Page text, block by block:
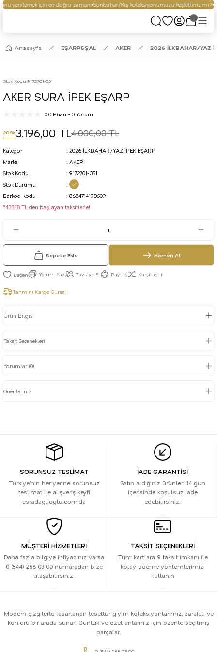
yenilemek için en doğru zaman. Sonbahar/Kış koleksiyonumuzu keşfettiniz mi?
Anasayfa EŞARP&ŞAL AKER 2026 İLKBAHAR/YAZ
Stok Kodu:9172701-351
AKER SURA İPEK EŞARP
0.0 Puan - 0 Yorum
20%3.196,00 TL4.000,00 TL
Kategori
2026 İLKBAHAR/YAZ İPEK EŞARP
Marka
AKER
Stok Kodu
9172701-351
Stok Durumu
Barkod Kodu
8684714198509
*433,18 TL den başlayan taksitlerle!
Sepete Ekle Hemen Al
Yorum Yaz Tavsiye Et Paylaş Karşılaştır
Tahmini Kargo Süresi :
Ürün Bilgisi
Taksit Seçenekleri
Yorumlar (0)
Önerileriniz
SORUNSUZ TESLİMAT
Türkiye’nin her yerine sorunsuz
teslimat ile alışveriş keyfi
esradaglioglu.com’da
İADE GARANTİSİ
Satın aldığınız ürünleri 14 gün
içerisinde koşulsuz iade
edebilirsiniz.
MÜŞTERİ HİZMETLERİ
Daha fazla bilgiye ihtiyacınız varsa
0 (544) 266 03 00 numaradan bize
ulaşabilirsiniz.
TAKSİT SEÇENEKLERİ
Tüm kartlara 9 taksit imkanı ile
kolay ödeme yöntemlerimizi
kullanın
Modern çizgilerle tasarlanan tesettür giyim koleksiyonlarımız, zarafeti ve
konforu bir arada sunar. Günlük ve özel anlarınız için özenle seçilmiş
parçalar.